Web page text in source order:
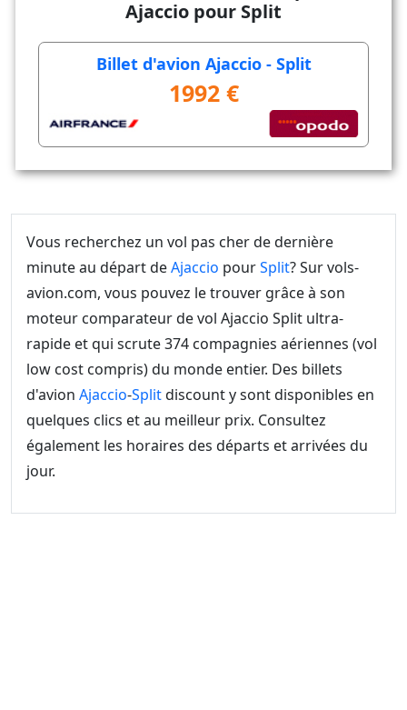
Ajaccio pour Split
Billet d'avion Ajaccio - Split
1992 €
Vous recherchez un vol pas cher de dernière
minute au départ deAjaccio pourSplit? Sur vols-
avion.com, vous pouvez le trouver grâce à son
moteur comparateur de vol Ajaccio Split ultra-
rapide et qui scrute 374 compagnies aériennes (vol
low cost compris) du monde entier. Des billets
d'avion Ajaccio-Splitdiscount y sont disponibles en
quelques clics et au meilleur prix. Consultez
également les horaires des départs et arrivées du
jour.